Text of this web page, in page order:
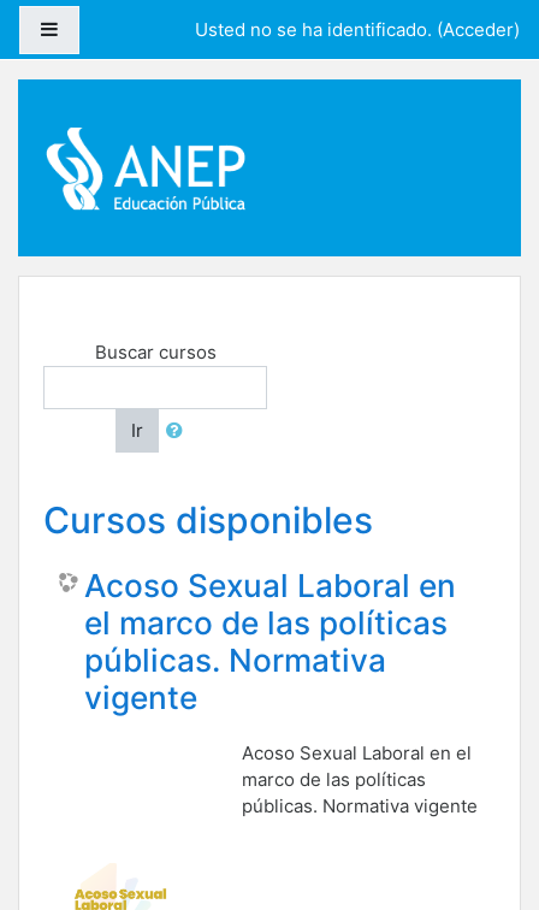
Saltar a contenido principal
Usted no se ha identificado. (Acceder)
Buscar cursos
Ir
Cursos disponibles
Acoso Sexual Laboral en
el marco de las políticas
públicas. Normativa
vigente
Acoso Sexual Laboral en el
marco de las políticas
públicas. Normativa vigente